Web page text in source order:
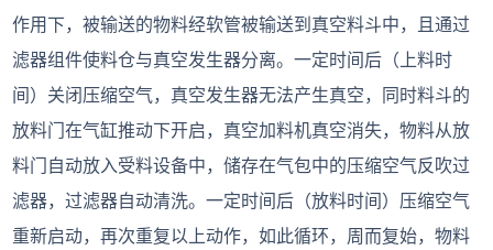
作用下，被输送的物料经软管被输送到真空料斗中，且通过
滤器组件使料仓与真空发生器分离。一定时间后（上料时
间）关闭压缩空气，真空发生器无法产生真空，同时料斗的
放料门在气缸推动下开启，真空加料机真空消失，物料从放
料门自动放入受料设备中，储存在气包中的压缩空气反吹过
滤器，过滤器自动清洗。一定时间后（放料时间）压缩空气
重新启动，再次重复以上动作，如此循环，周而复始，物料